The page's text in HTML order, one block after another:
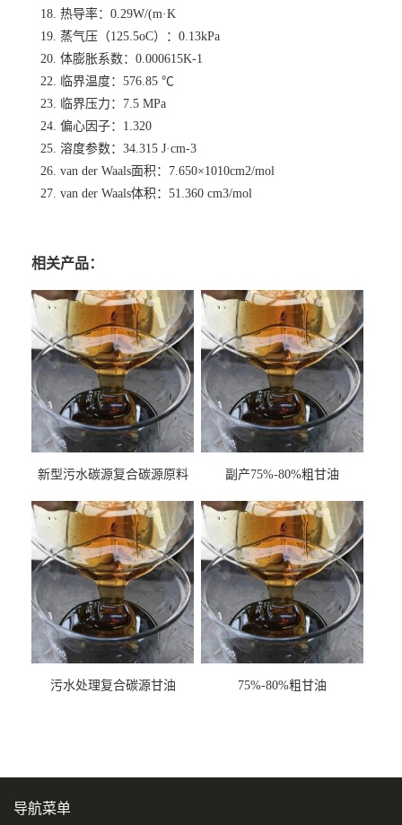
18. 热导率：0.29W/(m·K
19. 蒸气压（125.5oC）：0.13kPa
20. 体膨胀系数：0.000615K-1
22. 临界温度：576.85 ℃
23. 临界压力：7.5 MPa
24. 偏心因子：1.320
25. 溶度参数：34.315 J·cm-3
26. van der Waals面积：7.650×1010cm2/mol
27. van der Waals体积：51.360 cm3/mol
相关产品：
新型污水碳源复合碳源原料
副产75%-80%粗甘油
污水处理复合碳源甘油
75%-80%粗甘油
导航菜单